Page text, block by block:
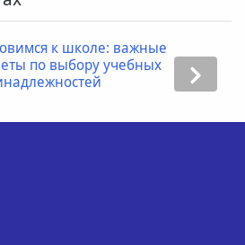
к школе: важные
по выбору учебных